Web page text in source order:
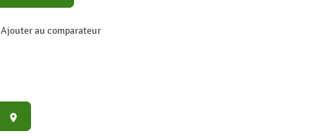
Ajouter au comparateur
place